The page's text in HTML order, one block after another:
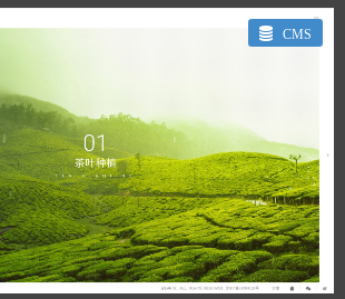
Designed By： CHENHUI_GT
预览模板
CMS